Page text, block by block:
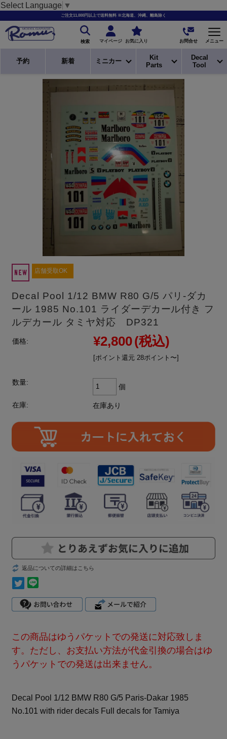
Select Language ▼
ご注文11,000円以上で送料無料 ※北海道、沖縄、離島除く
検索 マイページ お気に入り お問合せ メニュー
予約 新着 ミニカー
Kit
Parts
Decal
Tool
店舗受取OK
Decal Pool 1/12 BMW R80 G/5 パリ-ダカ
ール 1985 No.101 ライダーデカール付き フ
ルデカール タミヤ対応 DP321
価格: ¥2,800(税込)
[ポイント還元 28ポイント〜]
数量:
個
在庫: 在庫あり
返品についての詳細はこちら
この商品はゆうパケットでの発送に対応致しま
す。ただし、お支払い方法が代金引換の場合はゆ
うパケットでの発送は出来ません。
Decal Pool 1/12 BMW R80 G/5 Paris-Dakar 1985
No.101 with rider decals Full decals for Tamiya